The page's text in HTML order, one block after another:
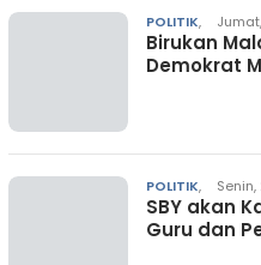
POLITIK,
Birukan
Demokrat
POLITIK,
SBY akan
Guru dan